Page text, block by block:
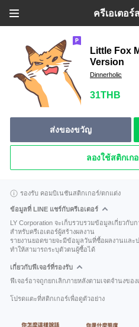
ครีเอเตอร์
Little Fox
Version
Dinnerholic
31THB
ส่งของขวัญ
ลองใช้สติกเก
รองรับ คอมบิเนชันสติกเกอร์/ตกแต่ง
ข้อมูลที่ LINE แชร์กับครีเอเตอร์
LY Corporation จะเก็บรวบรวมข้อมูลเกี่ยวกั
สำหรับครีเอเตอร์ผู้สร้างผลงาน
รายงานยอดขายจะมีข้อมูลวันที่ซื้อผลงานและ
ทำให้สามารถระบุตัวตนผู้ซื้อได้
เกี่ยวกับฟีเจอร์ที่รองรับ
ฟีเจอร์อาจถูกยกเลิกภายหลังตามเจตจำนงของ
โปรดแตะที่สติกเกอร์เพื่อดูตัวอย่าง